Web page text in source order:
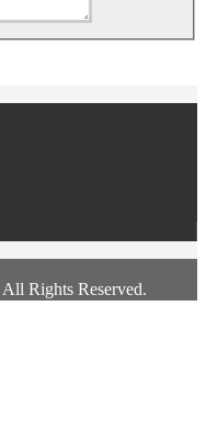
All Rights Reserved.